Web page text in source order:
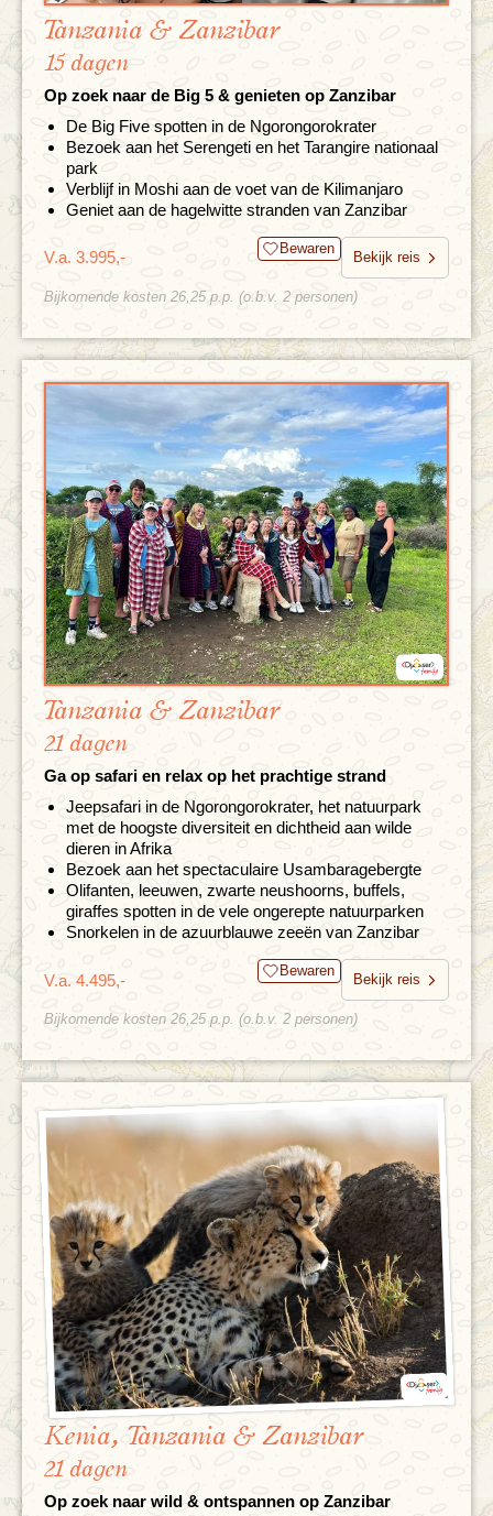
Tanzania & Zanzibar
15 dagen
Op zoek naar de Big 5 & genieten op Zanzibar
De Big Five spotten in de Ngorongorokrater
Bezoek aan het Serengeti en het Tarangire nationaal
park
Verblijf in Moshi aan de voet van de Kilimanjaro
Geniet aan de hagelwitte stranden van Zanzibar
V.a. 3.995,- Bewaren
Bekijk reis
Bijkomende kosten 26,25 p.p. (o.b.v. 2 personen)
Tanzania & Zanzibar
21 dagen
Ga op safari en relax op het prachtige strand
Jeepsafari in de Ngorongorokrater, het natuurpark
met de hoogste diversiteit en dichtheid aan wilde
dieren in Afrika
Bezoek aan het spectaculaire Usambaragebergte
Olifanten, leeuwen, zwarte neushoorns, buffels,
giraffes spotten in de vele ongerepte natuurparken
Snorkelen in de azuurblauwe zeeën van Zanzibar
V.a. 4.495,- Bewaren
Bekijk reis
Bijkomende kosten 26,25 p.p. (o.b.v. 2 personen)
Kenia, Tanzania & Zanzibar
21 dagen
Op zoek naar wild & ontspannen op Zanzibar